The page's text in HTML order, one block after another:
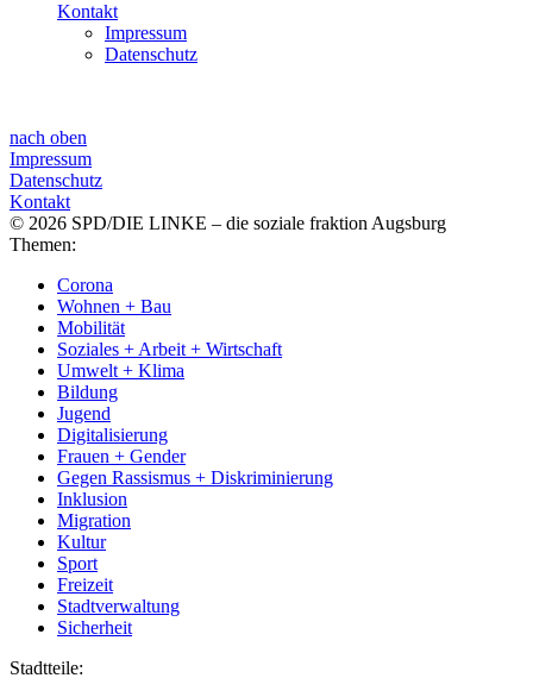
Kontakt
Impressum
Datenschutz
nach oben
Impressum
Datenschutz
Kontakt
© 2026 SPD/DIE LINKE – die soziale fraktion Augsburg
Themen:
Corona
Wohnen + Bau
Mobilität
Soziales + Arbeit + Wirtschaft
Umwelt + Klima
Bildung
Jugend
Digitalisierung
Frauen + Gender
Gegen Rassismus + Diskriminierung
Inklusion
Migration
Kultur
Sport
Freizeit
Stadtverwaltung
Sicherheit
Stadtteile: